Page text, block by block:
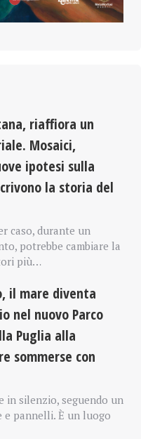
riaffiora un
Mosaici,
ipotesi sulla
la storia del
caso, durante un
potrebbe cambiare la
più…
il mare diventa
nel nuovo Parco
Puglia alla
sommerse con
in silenzio, seguendo un
e pannelli. È un luogo